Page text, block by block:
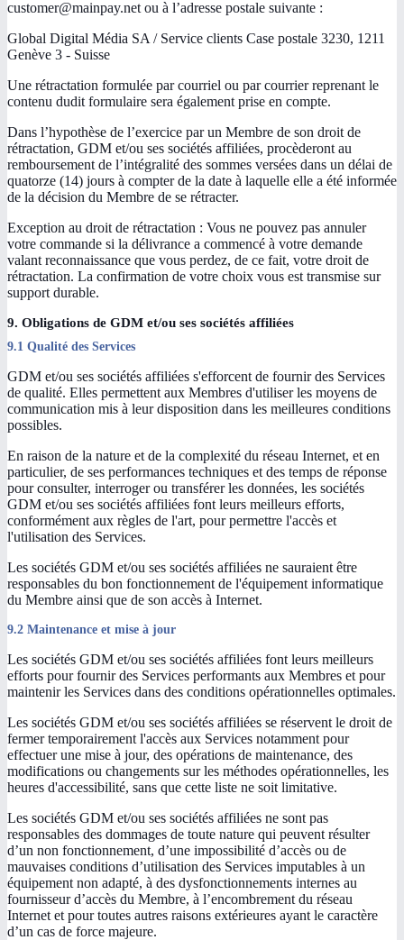
customer@mainpay.net ou à l’adresse postale suivante :
Global Digital Média SA / Service clients Case postale 3230, 1211
Genève 3 - Suisse
Une rétractation formulée par courriel ou par courrier reprenant le
contenu dudit formulaire sera également prise en compte.
Dans l’hypothèse de l’exercice par un Membre de son droit de
rétractation, GDM et/ou ses sociétés affiliées, procèderont au
remboursement de l’intégralité des sommes versées dans un délai de
quatorze (14) jours à compter de la date à laquelle elle a été informée
de la décision du Membre de se rétracter.
Exception au droit de rétractation : Vous ne pouvez pas annuler
votre commande si la délivrance a commencé à votre demande
valant reconnaissance que vous perdez, de ce fait, votre droit de
rétractation. La confirmation de votre choix vous est transmise sur
support durable.
9. Obligations de GDM et/ou ses sociétés affiliées
9.1 Qualité des Services
GDM et/ou ses sociétés affiliées s'efforcent de fournir des Services
de qualité. Elles permettent aux Membres d'utiliser les moyens de
communication mis à leur disposition dans les meilleures conditions
possibles.
En raison de la nature et de la complexité du réseau Internet, et en
particulier, de ses performances techniques et des temps de réponse
pour consulter, interroger ou transférer les données, les sociétés
GDM et/ou ses sociétés affiliées font leurs meilleurs efforts,
conformément aux règles de l'art, pour permettre l'accès et
l'utilisation des Services.
Les sociétés GDM et/ou ses sociétés affiliées ne sauraient être
responsables du bon fonctionnement de l'équipement informatique
du Membre ainsi que de son accès à Internet.
9.2 Maintenance et mise à jour
Les sociétés GDM et/ou ses sociétés affiliées font leurs meilleurs
efforts pour fournir des Services performants aux Membres et pour
maintenir les Services dans des conditions opérationnelles optimales.
Les sociétés GDM et/ou ses sociétés affiliées se réservent le droit de
fermer temporairement l'accès aux Services notamment pour
effectuer une mise à jour, des opérations de maintenance, des
modifications ou changements sur les méthodes opérationnelles, les
heures d'accessibilité, sans que cette liste ne soit limitative.
Les sociétés GDM et/ou ses sociétés affiliées ne sont pas
responsables des dommages de toute nature qui peuvent résulter
d’un non fonctionnement, d’une impossibilité d’accès ou de
mauvaises conditions d’utilisation des Services imputables à un
équipement non adapté, à des dysfonctionnements internes au
fournisseur d’accès du Membre, à l’encombrement du réseau
Internet et pour toutes autres raisons extérieures ayant le caractère
d’un cas de force majeure.